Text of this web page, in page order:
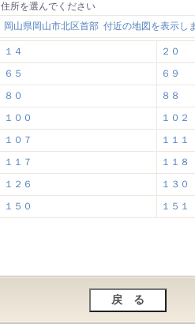
住所を選んでください
岡山県岡山市北区首部 付近の地図を表示し
１４
２０
６５
６９
８０
８８
１００
１０２
１０７
１１１
１１７
１１８
１２６
１３０
１５０
１５１